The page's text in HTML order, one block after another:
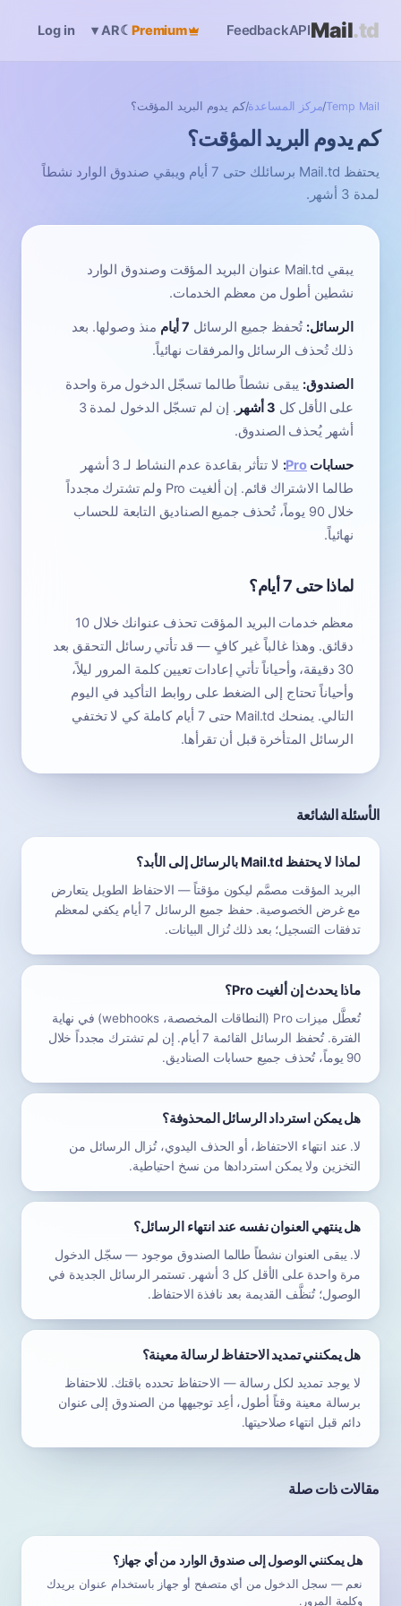
Mail.td
API
Feedback
Premium
☾
AR
▾
Log in
Temp Mail
/مركز المساعدة/كم يدوم البريد المؤقت؟
كم يدوم البريد المؤقت؟
يحتفظ Mail.td برسائلك حتى 7 أيام ويبقي صندوق الوارد نشطاً
لمدة 3 أشهر.
يبقي Mail.td عنوان البريد المؤقت وصندوق الوارد
نشطين أطول من معظم الخدمات.
الرسائل: تُحفظ جميع الرسائل 7 أيام
منذ وصولها. بعد
ذلك تُحذف الرسائل والمرفقات نهائياً.
الصندوق: يبقى نشطاً طالما تسجّل الدخول مرة واحدة
على الأقل كل 3 أشهر
. إن لم تسجّل الدخول لمدة 3
أشهر يُحذف الصندوق.
حسابات Pro
:
لا تتأثر بقاعدة عدم النشاط لـ 3 أشهر
طالما الاشتراك قائم. إن ألغيت Pro ولم تشترك مجدداً
خلال 90 يوماً، تُحذف جميع الصناديق التابعة للحساب
نهائياً.
لماذا حتى 7 أيام؟
معظم خدمات البريد المؤقت تحذف عنوانك خلال 10
دقائق. وهذا غالباً غير كافٍ — قد تأتي رسائل التحقق بعد
30 دقيقة، وأحياناً تأتي إعادات تعيين كلمة المرور ليلاً،
وأحياناً تحتاج إلى الضغط على روابط التأكيد في اليوم
التالي. يمنحك Mail.td حتى 7 أيام كاملة كي لا تختفي
الرسائل المتأخرة قبل أن تقرأها.
الأسئلة الشائعة
لماذا لا يحتفظ Mail.td بالرسائل إلى الأبد؟
البريد المؤقت مصمَّم ليكون مؤقتاً — الاحتفاظ الطويل يتعارض
مع غرض الخصوصية. حفظ جميع الرسائل 7 أيام يكفي لمعظم
تدفقات التسجيل؛ بعد ذلك تُزال البيانات.
ماذا يحدث إن ألغيت Pro؟
تُعطَّل ميزات Pro (النطاقات المخصصة، webhooks) في نهاية
الفترة. تُحفظ الرسائل القائمة 7 أيام. إن لم تشترك مجدداً خلال
90 يوماً، تُحذف جميع حسابات الصناديق.
هل يمكن استرداد الرسائل المحذوفة؟
لا. عند انتهاء الاحتفاظ، أو الحذف اليدوي، تُزال الرسائل من
التخزين ولا يمكن استردادها من نسخ احتياطية.
هل ينتهي العنوان نفسه عند انتهاء الرسائل؟
لا. يبقى العنوان نشطاً طالما الصندوق موجود — سجّل الدخول
مرة واحدة على الأقل كل 3 أشهر. تستمر الرسائل الجديدة في
الوصول؛ تُنظَّف القديمة بعد نافذة الاحتفاظ.
هل يمكنني تمديد الاحتفاظ لرسالة معينة؟
لا يوجد تمديد لكل رسالة — الاحتفاظ تحدده باقتك. للاحتفاظ
برسالة معينة وقتاً أطول، أعِد توجيهها من الصندوق إلى عنوان
دائم قبل انتهاء صلاحيتها.
مقالات ذات صلة
هل يمكنني الوصول إلى صندوق الوارد من أي جهاز؟
نعم — سجل الدخول من أي متصفح أو جهاز باستخدام عنوان بريدك
وكلمة المرور.